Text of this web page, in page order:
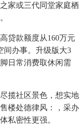
家或三代同堂家庭栖
款额度从160万元
间办事。升级版大3
日常消费取休闲需
揽社区景色，想实地
楼处德律风：，采办
私密性更强。